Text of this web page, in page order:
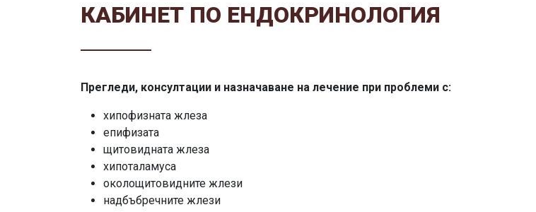
КАБИНЕТ ПО ЕНДОКРИНОЛОГИЯ
Прегледи, консултации и назначаване на лечение при проблеми с:
хипофизната жлеза
епифизата
щитовидната жлеза
хипоталамуса
околощитовидните жлези
надбъбречните жлези